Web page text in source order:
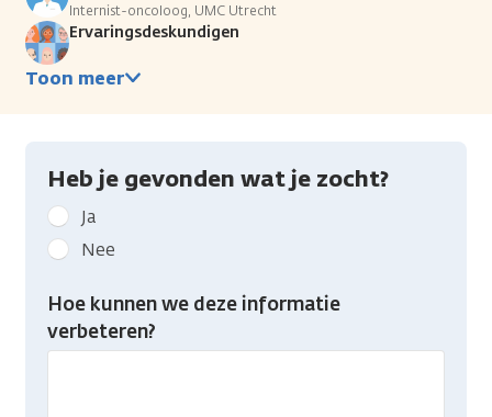
Internist-oncoloog, UMC Utrecht
Ervaringsdeskundigen
Toon meer
Heb je gevonden wat je zocht?
Geef
kanker.nl
feedback:
Heb
gevonden
Ja
Nee
Hoe kunnen we deze informatie
verbeteren?